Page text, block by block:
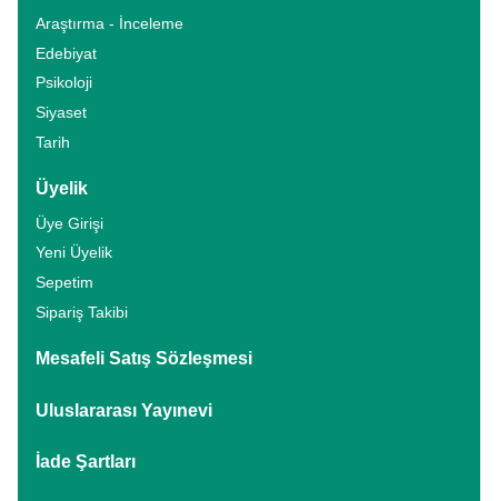
Araştırma - İnceleme
Edebiyat
Psikoloji
Siyaset
Tarih
Üyelik
Üye Girişi
Yeni Üyelik
Sepetim
Sipariş Takibi
Mesafeli Satış Sözleşmesi
Uluslararası Yayınevi
İade Şartları